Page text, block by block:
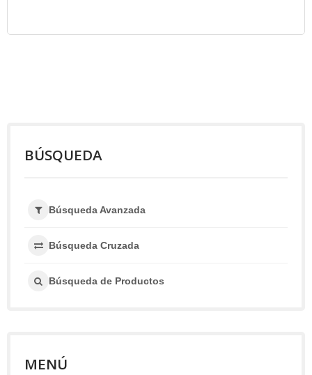
BÚSQUEDA
Búsqueda Avanzada
Búsqueda Cruzada
Búsqueda de Productos
MENÚ